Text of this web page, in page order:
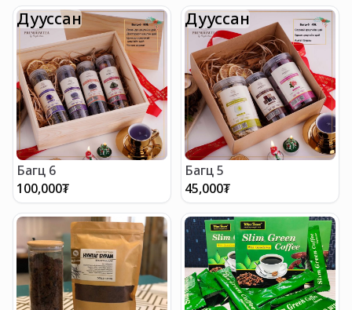
Дууссан
Багц 6
100,000₮
Дууссан
Багц 5
45,000₮